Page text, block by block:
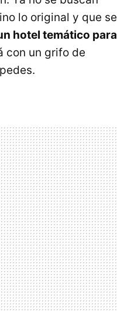
lo original y que se
hotel temático para
con un grifo de